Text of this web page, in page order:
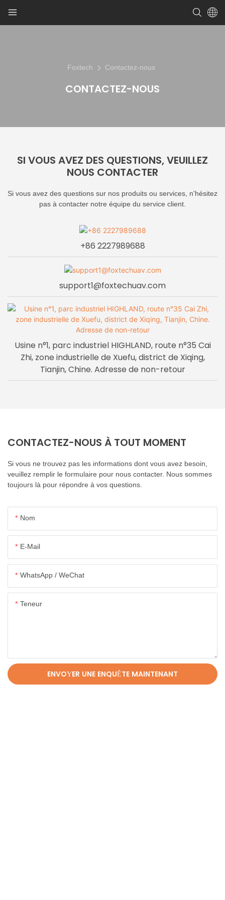
Foxtech Contactez-nous
CONTACTEZ-NOUS
SI VOUS AVEZ DES QUESTIONS, VEUILLEZ
NOUS CONTACTER
Si vous avez des questions sur nos produits ou services, n'hésitez
pas à contacter notre équipe du service client.
+86 2227989688
support1@foxtechuav.com
Usine n°1, parc industriel HIGHLAND, route n°35 Cai
Zhi, zone industrielle de Xuefu, district de Xiqing,
Tianjin, Chine. Adresse de non-retour
CONTACTEZ-NOUS À TOUT MOMENT
Si vous ne trouvez pas les informations dont vous avez besoin,
veuillez remplir le formulaire pour nous contacter. Nous sommes
toujours là pour répondre à vos questions.
Nom
E-Mail
WhatsApp / WeChat
Teneur
ENVOYER UNE ENQUÊTE MAINTENANT